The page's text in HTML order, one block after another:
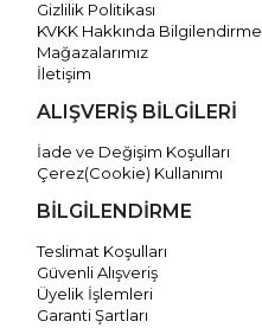
Gizlilik Politikası
KVKK Hakkında Bilgilendirme
Mağazalarımız
İletişim
ALIŞVERİŞ BİLGİLERİ
İade ve Değişim Koşulları
Çerez(Cookie) Kullanımı
BİLGİLENDİRME
Teslimat Koşulları
Güvenli Alışveriş
Üyelik İşlemleri
Garanti Şartları